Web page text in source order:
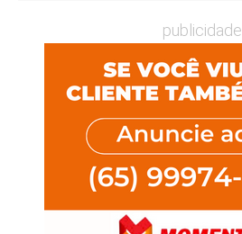
publicidade